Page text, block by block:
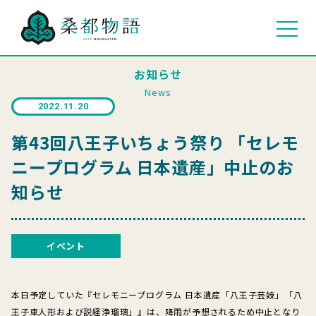
お知らせ
News
2022.11.20
第43回八王子いちょう祭り 「セレモ
ニープログラム 日本遺産」中止のお
知らせ
イベント
本日予定していた『セレモニープログラム 日本遺産「八王子芸妓」「八
王子車人形および説経浄瑠璃」』は、降雨が予想されるため中止となり